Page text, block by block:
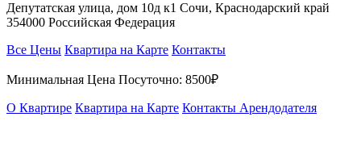
Депутатская улица, дом 10д к1 Сочи, Краснодарский край
354000 Российская Федерация
Все Цены Квартира на Карте Контакты
Минимальная Цена Посуточно: 8500₽
О Квартире Квартира на Карте Контакты Арендодателя